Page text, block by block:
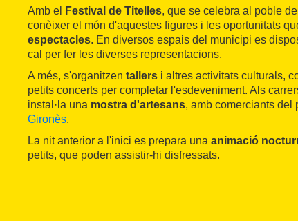
Amb el Festival de Titelles, que se celebra al poble de
conèixer el món d'aquestes figures i les oportunitats
espectacles. En diversos espais del municipi es
cal per fer les diverses representacions.
A més, s'organitzen tallers i altres activitats culturals,
petits concerts per completar l'esdeveniment. Als
instal·la una mostra d'artesans, amb comerciants del
Gironès.
La nit anterior a l'inici es prepara una animació
petits, que poden assistir-hi disfressats.